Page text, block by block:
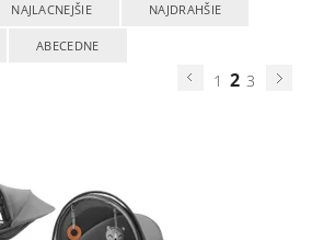
NAJLACNEJŠIE NAJDRAHŠIE
ABECEDNE
1 2 3